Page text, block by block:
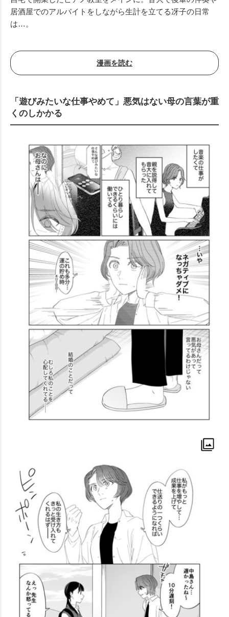
居酒屋でのアルバイトをしながら生計を立てる冴子の日常
は…。
漫画を読む
「遊びみたいな仕事やめて」悪気はない母の言葉が重
くのしかかる